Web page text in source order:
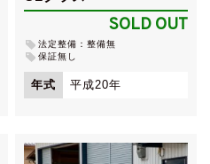
SOLD OUT
法定整備：整備無
保証無し
年式 平成20年